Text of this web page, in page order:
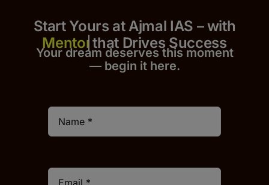
Start Yours at Ajmal IAS – with
that Drives Success
Your dream deserves this moment
— begin it here.